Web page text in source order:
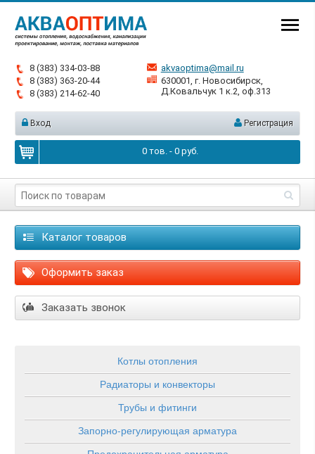
8 (383) 334-03-88
8 (383) 363-20-44
8 (383) 214-62-40
akvaoptima@mail.ru
630001, г. Новосибирск,
Д.Ковальчук 1 к.2, оф.313
Вход Регистрация
0тов. - 0руб.
Каталог товаров
Оформить заказ
Заказать звонок
Котлы отопления
Радиаторы и конвекторы
Трубы и фитинги
Запорно-регулирующая арматура